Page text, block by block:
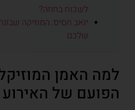
לשכוח בחוזה?
יואב חסיס: המוזיקה
שלכם
למה האמן
הפועם של